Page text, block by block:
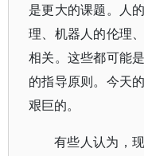
是更大的课题。人
理、机器人的伦理
相关。这些都可能
的指导原则。今天
艰巨的。
有些人认为，